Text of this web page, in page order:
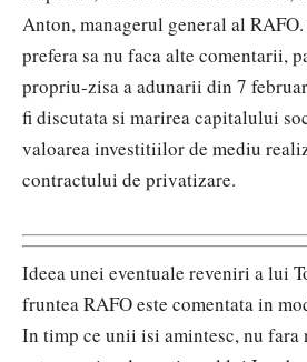
Anton, managerul general al
prefera sa nu faca alte comentarii,
propriu-zisa a adunarii din 7
fi discutata si marirea capitalului
valoarea investitiilor de mediu
contractului de privatizare.
Ideea unei eventuale reveniri a lui
fruntea RAFO este comentata in
In timp ce unii isi amintesc, nu fara